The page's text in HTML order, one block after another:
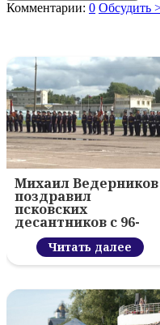
Комментарии: 0 Обсудить
Михаил Ведерников
поздравил
псковских
десантников с 96-
летием ВДВ и
вручил награды
Читать далее